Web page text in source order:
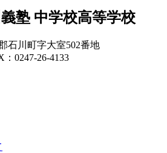
石川町字大室502番地
：0247-26-4133